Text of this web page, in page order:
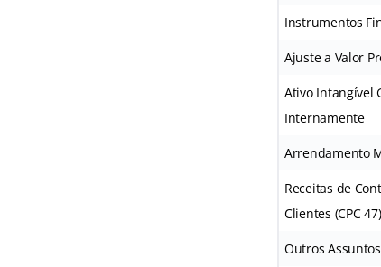
Instrumentos
Ajuste a Valor
Ativo Intangível
Internamente
Arrendamento
Receitas de
Clientes (CPC 47)
Outros Assuntos